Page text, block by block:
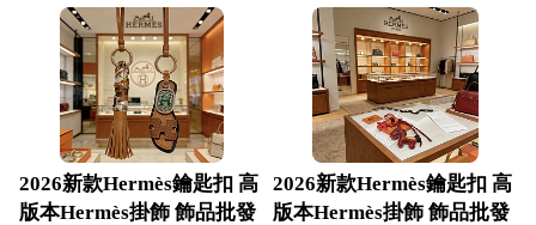
2026新款Hermès鑰匙扣 高
版本Hermès掛飾 飾品批發
2026新款Hermès鑰匙扣 高
版本Hermès掛飾 飾品批發